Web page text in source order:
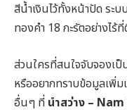
สีน้ำเงินไว้ทั้งหน้าปัด ระ
ทองคำ 18 กะรัตอย่างไร้ที่
ส่วนใครที่สนใจจับจองเ
หรืออยากทราบข้อมูลเพิ่ม
อื่นๆ ที่ นำสว่าง –